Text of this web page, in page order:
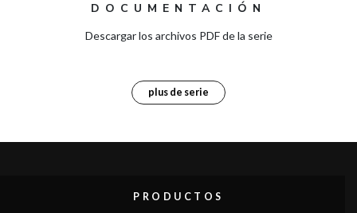
DOCUMENTACIÓN
Descargar los archivos PDF de la serie
plus de serie
PRODUCTOS